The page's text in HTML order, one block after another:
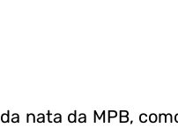
da nata da MPB,